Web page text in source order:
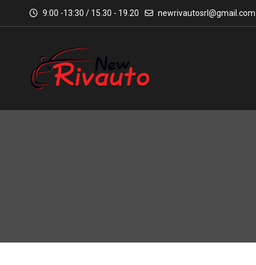
9:00 -13:30 / 15.30 - 19.20 newrivautosrl@gmail.com